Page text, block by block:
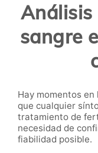
Análisis
sangre
Hay momentos
que cualquier
tratamiento de
necesidad de
fiabilidad posible.